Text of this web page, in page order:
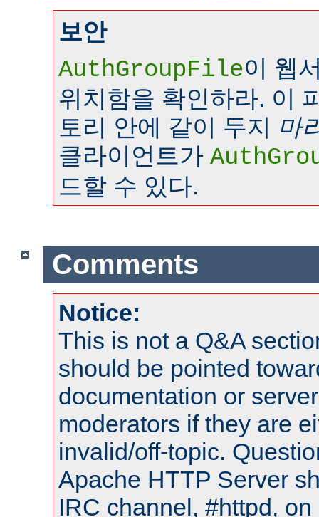
보안
AuthGroupFile이 웹
위치함을 확인하라. 이
토리 안에 같이 두지 마
클라이언트가
드할 수 있다.
Comments
Notice:
This is not a Q&A
should be pointed
documentation or
moderators if they are
invalid/off-topic.
Apache HTTP Server
IRC channel, #httpd,